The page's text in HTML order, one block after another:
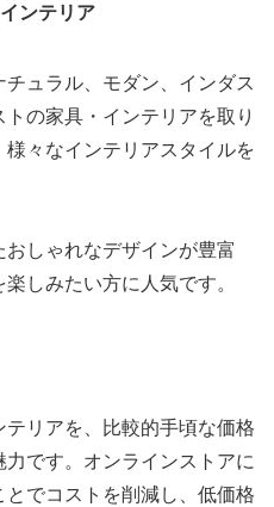
ンテリア
ュラル、モダン、インダス
の家具・インテリアを取り
々なインテリアスタイルを
しゃれなデザインが豊富
しみたい方に人気です。
リアを、比較的手頃な価格
です。オンラインストアに
でコストを削減し、低価格